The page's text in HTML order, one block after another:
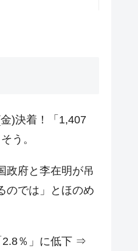
)決着！「1,407
う。
政府と李在明が吊
のでは」とほのめ
2.8％」に低下 ⇒